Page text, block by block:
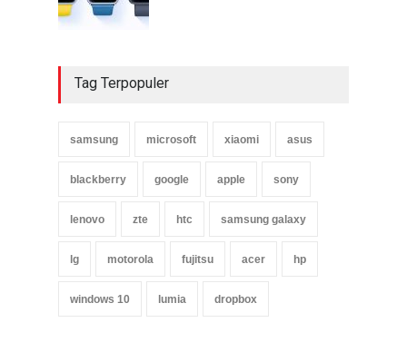
Tag Terpopuler
samsung microsoft xiaomi asus
blackberry google apple sony
lenovo zte htc samsung galaxy
lg motorola fujitsu acer hp
windows 10 lumia dropbox